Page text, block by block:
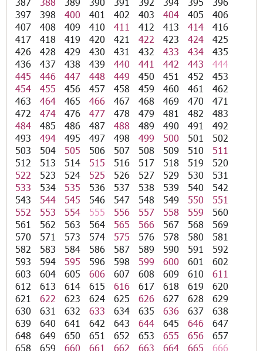
397
398 400 401 402 403 404 405
406
407
408 409 410 411 412 413 414
416
417
418 419 420 421 422 423 424
425
426
428 429 430 431 432 433 434
435
436
437 438 439 440 441 442 443
444
445
446 447 448 449 450 451 452
453
454
455 456 457 458 459 460 461
462
463
464 465 466 467 468 469 470
471
472
474 476 477 478 479 481 482
483
484
485 486 487 488 489 490 491
492
493
494 495 497 498 499 500 501
502
503
504 505 506 507 508 509 510
511
512
513 514 515 516 517 518 519
520
522
523 524 525 526 527 529 530
531
533
534 535 536 537 538 539 540
542
543
544 545 546 547 548 549 550
551
552
553 554 555 556 557 558 559
560
561
562 563 564 565 566 567 568
569
570
571 573 574 575 576 578 580
581
582
583 584 586 587 589 590 591
592
593
594 595 596 598 599 600 601
602
603
604 605 606 607 608 609 610
611
612
613 614 615 616 617 618 619
620
621
622 623 624 625 626 627 628
629
630
631 632 633 634 635 636 637
638
639
640 641 642 643 644 645 646
647
648
649 650 651 652 653 655 656
657
658
659 660 661 662 663 664 665
666